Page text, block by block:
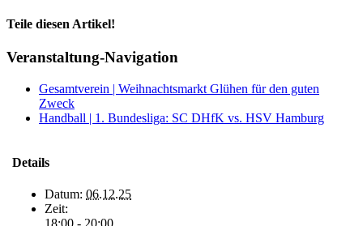
Teile diesen Artikel!
Facebook
X
WhatsApp
Telegram
Veranstaltung-Navigation
Gesamtverein | Weihnachtsmarkt Glühen für den guten
Zweck
Handball | 1. Bundesliga: SC DHfK vs. HSV Hamburg
Details
Datum: 06.12.25
Zeit: